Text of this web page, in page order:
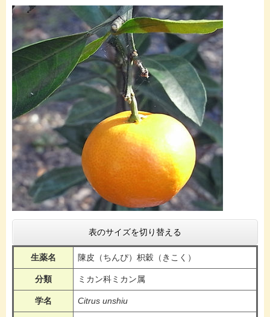
表のサイズを切り替える
生薬名 陳皮（ちんぴ）枳穀（きこく）
分類 ミカン科ミカン属
学名 Citrus unshiu